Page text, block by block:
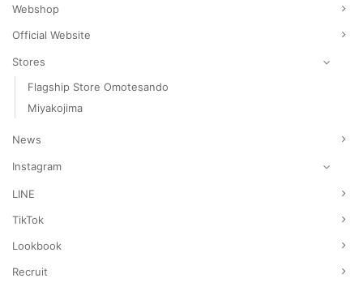
Webshop
Official Website
Stores
Flagship Store Omotesando
Miyakojima
News
Instagram
LINE
TikTok
Lookbook
Recruit